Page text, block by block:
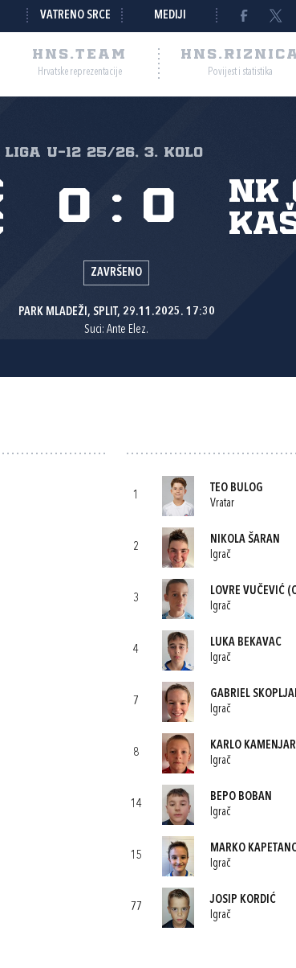
VATRENO SRCE MEDIJI
HNS.TEAM
Hrvatske reprezentacije Povijest i statistika
Liga U-12 25/26, 3. kolo
NK
0 : 0
ZAVRŠENO
PARK MLADEŽI, SPLIT, 29.11.2025. 17:30
Suci: Ante Elez.
1
TEO BULOG
Vratar
2
NIKOLA ŠARAN
Igrač
3
LOVRE VUČEVIĆ
Igrač
4
LUKA BEKAVAC
Igrač
7
GABRIEL
Igrač
8
KARLO
Igrač
14
BEPO BOBAN
Igrač
15
MARKO
Igrač
77
JOSIP KORDIĆ
Igrač